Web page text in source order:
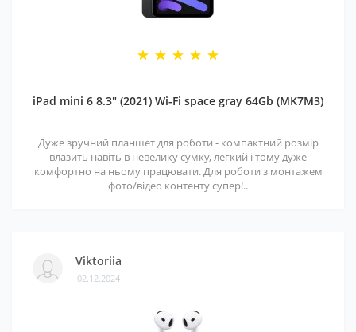
iPad mini 6 8.3" (2021) Wi-Fi space gray 64Gb (MK7M3)
Дуже зручний планшет для роботи - компактний розмір
влазить навіть в невелику сумку, легкий і тому дуже
комфортно на ньому працювати. Для роботи з монтажем
фото/відео контенту супер!..
Viktoriia
02.12.2024